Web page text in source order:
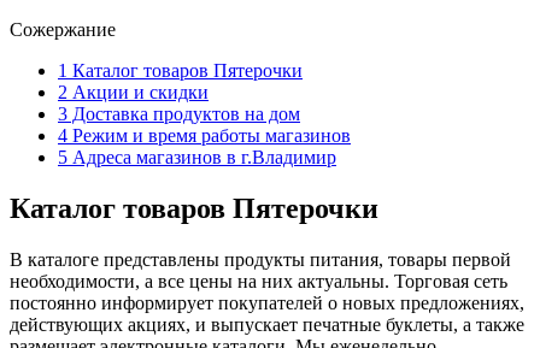
Сожержание
1 Каталог товаров Пятерочки
2 Акции и скидки
3 Доставка продуктов на дом
4 Режим и время работы магазинов
5 Адреса магазинов в г.Владимир
Каталог товаров Пятерочки
В каталоге представлены продукты питания, товары первой
необходимости, а все цены на них актуальны. Торговая сеть
постоянно информирует покупателей о новых предложениях,
действующих акциях, и выпускает печатные буклеты, а также